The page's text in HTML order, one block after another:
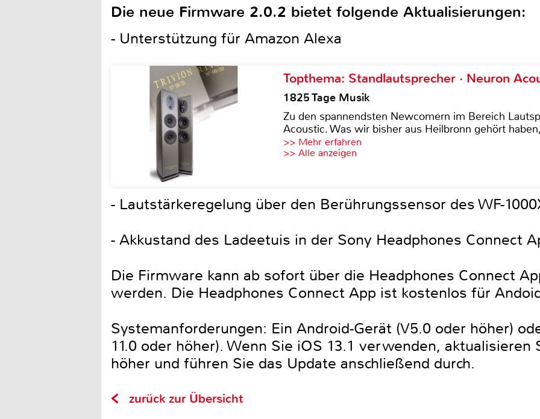
Die neue Firmware 2.0.2 bietet folgende Aktualisierungen:
- Unterstützung für Amazon Alexa
Topthema: Standlautsprecher · Neuron
1825 Tage Musik
Zu den spannendsten Newcomern im Bereich
Acoustic. Was wir bisher aus Heilbronn gehört
>> Mehr erfahren
>> Alle anzeigen
- Lautstärkeregelung über den Berührungssensor des WF-
- Akkustand des Ladeetuis in der Sony Headphones Connect
Die Firmware kann ab sofort über die Headphones Connect
werden. Die Headphones Connect App ist kostenlos für
Systemanforderungen: Ein Android-Gerät (V5.0 oder höher)
11.0 oder höher). Wenn Sie iOS 13.1 verwenden, aktualisieren
höher und führen Sie das Update anschließend durch.
zurück zur Übersicht